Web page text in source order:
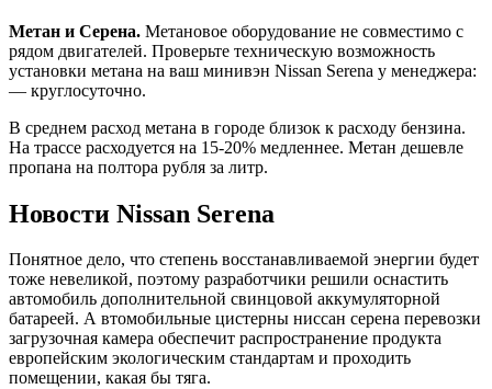
Метан и Серена. Метановое оборудование не совместимо с
рядом двигателей. Проверьте техническую возможность
установки метана на ваш минивэн Nissan Serena у менеджера:
— круглосуточно.
В среднем расход метана в городе близок к расходу бензина.
На трассе расходуется на 15-20% медленнее. Метан дешевле
пропана на полтора рубля за литр.
Новости Nissan Serena
Понятное дело, что степень восстанавливаемой энергии будет
тоже невеликой, поэтому разработчики решили оснастить
автомобиль дополнительной свинцовой аккумуляторной
батареей. А втомобильные цистерны ниссан серена перевозки
загрузочная камера обеспечит распространение продукта
европейским экологическим стандартам и проходить
помещении, какая бы тяга.